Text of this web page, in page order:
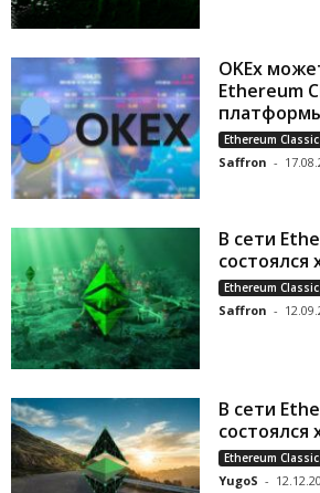
OKEx
Ethereum
Ethereum Classic
Saffron -
В сети
состоялся
Ethereum Classic
Saffron -
В сети
состоялся
Ethereum Classic
YugoS -